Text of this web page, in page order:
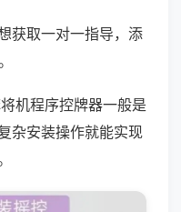
获取一对一指导，添
机程序控牌器一般是
杂安装操作就能实现